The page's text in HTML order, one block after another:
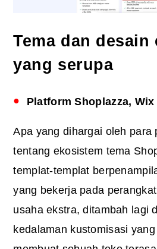
Tema dan desain
yang serupa
Platform Shoplazza, Wix
Apa yang dihargai oleh para
tentang ekosistem tema
templat-templat
yang bekerja pada
usaha ekstra, ditambah lagi
kedalaman kustomisasi